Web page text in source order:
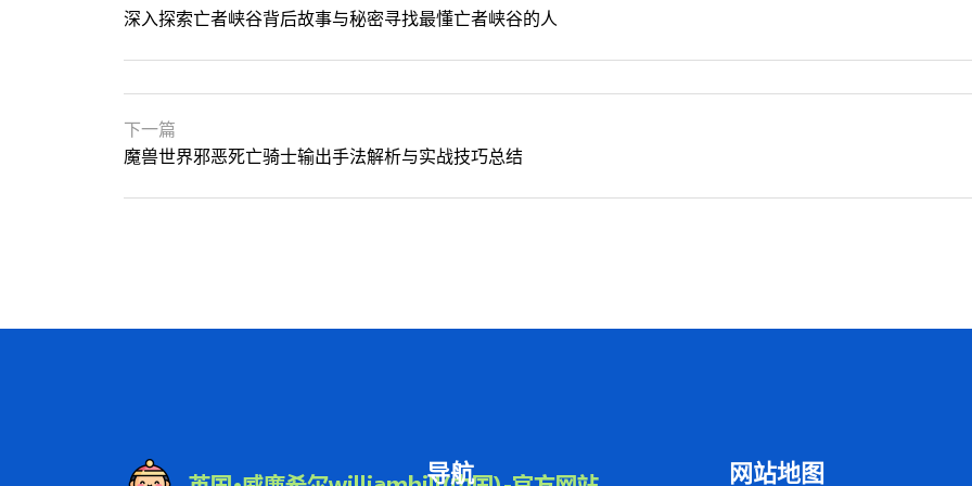
深入探索亡者峡谷背后故事与秘密寻找最懂亡者峡谷的人
下一篇
魔兽世界邪恶死亡骑士输出手法解析与实战技巧总结
导航 网站地图